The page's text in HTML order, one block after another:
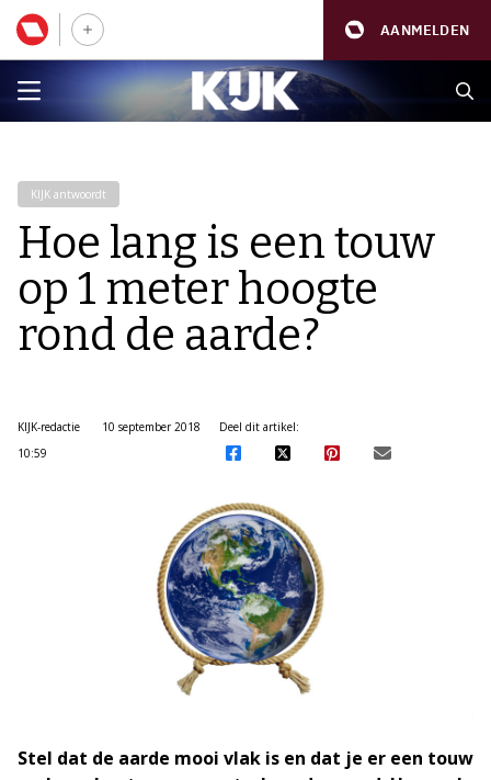
AANMELDEN
KIJK antwoordt
Hoe lang is een touw
op 1 meter hoogte
rond de aarde?
KIJK-redactie
10 september 2018
10:59
Deel dit artikel:
Stel dat de aarde mooi vlak is en dat je er een touw